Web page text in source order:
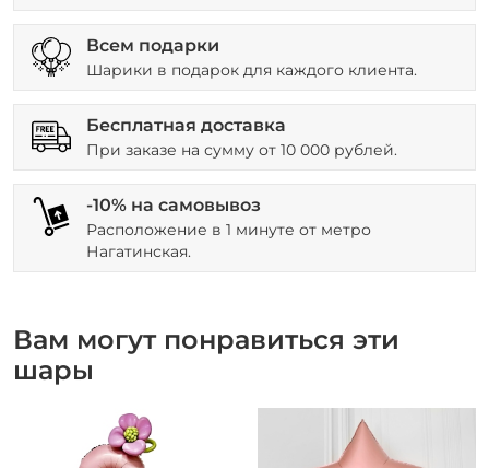
Всем подарки
Шарики в подарок для каждого клиента.
Бесплатная доставка
При заказе на сумму от 10 000 рублей.
-10% на самовывоз
Расположение в 1 минуте от метро
Нагатинская.
Вам могут понравиться эти
шары